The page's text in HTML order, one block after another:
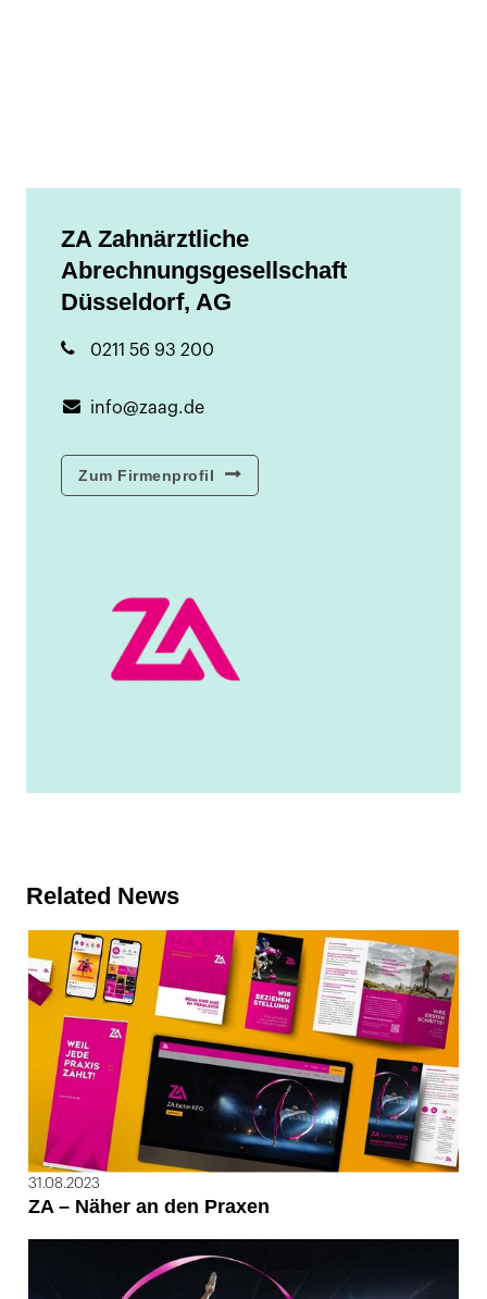
ZA Zahnärztliche
Abrechnungsgesellschaft
Düsseldorf, AG
0211 56 93 200
info@zaag.de
Zum Firmenprofil
Related News
31.08.2023
ZA – Näher an den Praxen